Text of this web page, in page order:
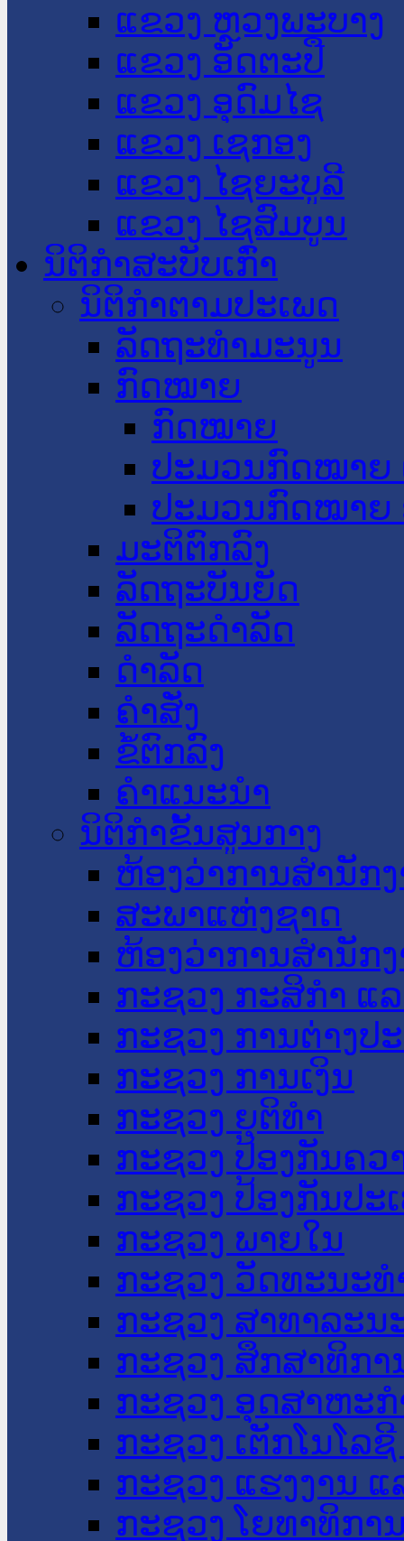
ແຂວງ ຫຼວງພະບາງ
ແຂວງ ອັດຕະປື
ແຂວງ ອຸດົມໄຊ
ແຂວງ ເຊກອງ
ແຂວງ ໄຊຍະບູລີ
ແຂວງ ໄຊສົມບູນ
ນິຕິກໍາສະບັບເກົ່າ
ນິຕິກຳຕາມປະເພດ
ລັດຖະທໍາມະນູນ
ກົດໝາຍ
ກົດໝາຍ
ປະມວນກົດໝາຍ
ປະມວນກົດໝາຍ
ມະຕິຕົກລົງ
ລັດຖະບັນຍັດ
ລັດຖະດໍາລັດ
ດໍາລັດ
ຄໍາສັ່ງ
ຂໍ້ຕົກລົງ
ຄໍາແນະນໍາ
ນິຕິກໍາຂັ້ນສູນກາງ
ຫ້ອງວ່າການສໍານັກ
ສະພາແຫ່ງຊາດ
ຫ້ອງວ່າການສຳນັກ
ກະຊວງ ກະສິກຳ ແ
ກະຊວງ ການຕ່າງປ
ກະຊວງ ການເງິນ
ກະຊວງ ຍຸຕິທໍາ
ກະຊວງ ປ້ອງກັນຄວ
ກະຊວງ ປ້ອງກັນປະ
ກະຊວງ ພາຍໃນ
ກະຊວງ ວັດທະນະ
ກະຊວງ ສາທາລະນ
ກະຊວງ ສຶກສາທິກາ
ກະຊວງ ອຸດສາຫະ
ກະຊວງ ເຕັກໂນໂລ
ກະຊວງ ແຮງງານ
ກະຊວງ ໂຍທາທິກາ